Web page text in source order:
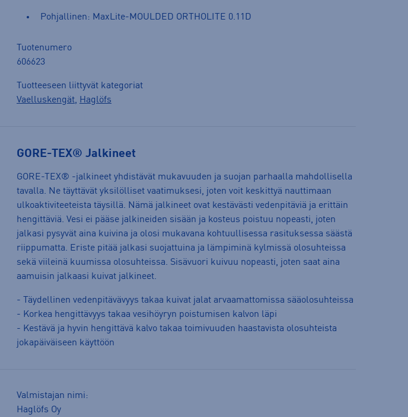
Pohjallinen: MaxLite-MOULDED ORTHOLITE 0.11D
Tuotenumero
606623
Tuotteeseen liittyvät kategoriat
Vaelluskengät, Haglöfs
GORE-TEX® Jalkineet
GORE-TEX® -jalkineet yhdistävät mukavuuden ja suojan parhaalla mahdollisella
tavalla. Ne täyttävät yksilölliset vaatimuksesi, joten voit keskittyä nauttimaan
ulkoaktiviteeteista täysillä. Nämä jalkineet ovat kestävästi vedenpitäviä ja erittäin
hengittäviä. Vesi ei pääse jalkineiden sisään ja kosteus poistuu nopeasti, joten
jalkasi pysyvät aina kuivina ja olosi mukavana kohtuullisessa rasituksessa säästä
riippumatta. Eriste pitää jalkasi suojattuina ja lämpiminä kylmissä olosuhteissa
sekä viileinä kuumissa olosuhteissa. Sisävuori kuivuu nopeasti, joten saat aina
aamuisin jalkaasi kuivat jalkineet.
- Täydellinen vedenpitävävyys takaa kuivat jalat arvaamattomissa sääolosuhteissa
- Korkea hengittävyys takaa vesihöyryn poistumisen kalvon läpi
- Kestävä ja hyvin hengittävä kalvo takaa toimivuuden haastavista olosuhteista
jokapäiväiseen käyttöön
Valmistajan nimi:
Haglöfs Oy